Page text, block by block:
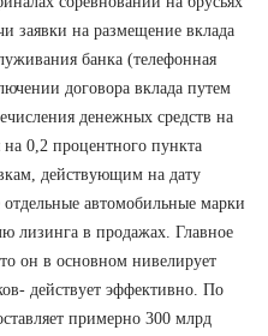
заявки на размещение вклада
банка (телефонная
договора вклада путем
денежных средств на
на 0,2 процентного пункта
действующим на дату
отдельные автомобильные марки
лизинга в продажах. Главное
он в основном нивелирует
действует эффективно. По
примерно 300 млрд